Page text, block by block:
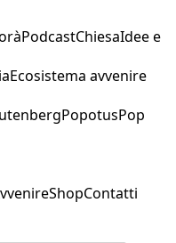
PodcastChiesaIdee e
Ecosistema avvenire
PopotusPop
ShopContatti